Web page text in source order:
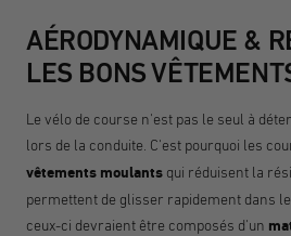
AÉRODYNAMIQUE &
LES BONS
Le vélo de course n'est pas le seul à
lors de la conduite. C'est pourquoi les
vêtements moulants qui réduisent la
permettent de glisser rapidement dans
ceux-ci devraient être composés d'un